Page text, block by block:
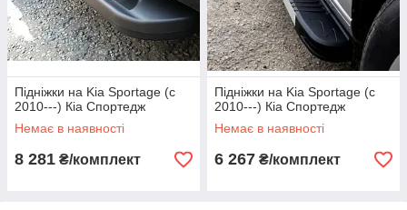
Підніжки на Kia Sportage (c
2010---) Кіа Спортедж
Немає в наявності
8 281 ₴/комплект
Підніжки на Kia Sportage (c
2010---) Кіа Спортедж
Немає в наявності
6 267 ₴/комплект